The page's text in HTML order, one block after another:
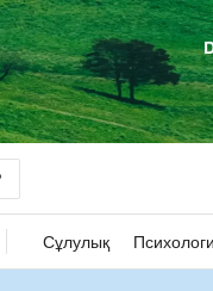
Сұлулық